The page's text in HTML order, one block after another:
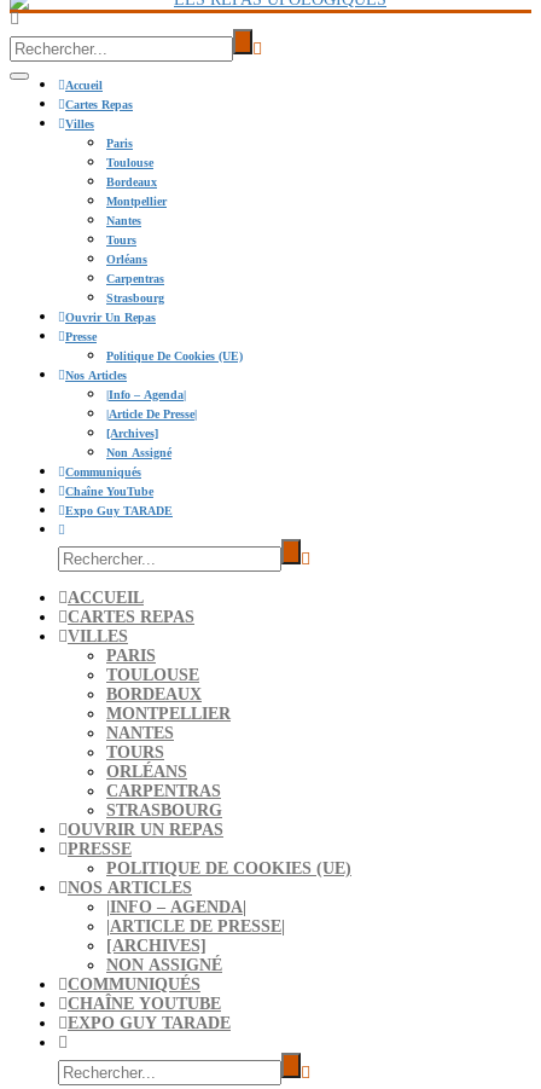
Accueil
Cartes Repas
Villes
Paris
Toulouse
Bordeaux
Montpellier
Nantes
Tours
Orléans
Carpentras
Strasbourg
Ouvrir Un Repas
Presse
Politique De Cookies (UE)
Nos Articles
|info – Agenda|
|Article De Presse|
[Archives]
Non Assigné
Communiqués
Chaîne YouTube
Expo Guy TARADE
ACCUEIL
CARTES REPAS
VILLES
PARIS
TOULOUSE
BORDEAUX
MONTPELLIER
NANTES
TOURS
ORLÉANS
CARPENTRAS
STRASBOURG
OUVRIR UN REPAS
PRESSE
POLITIQUE DE COOKIES (UE)
NOS ARTICLES
|INFO – AGENDA|
|ARTICLE DE PRESSE|
[ARCHIVES]
NON ASSIGNÉ
COMMUNIQUÉS
CHAÎNE YOUTUBE
EXPO GUY TARADE